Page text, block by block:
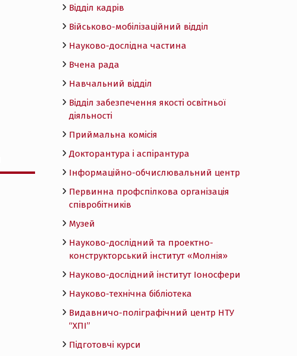
Відділ кадрів
Військово-мобілізаційний відділ
Науково-дослідна частина
Вчена рада
Навчальний відділ
Відділ забезпечення якості освітньої
діяльності
Приймальна комісія
Докторантура і аспірантура
Інформаційно-обчислювальний центр
Первинна профспілкова організація
співробітників
Музей
Науково-дослідний та проектно-
конструкторський інститут «Молнія»
Науково-дослідний інститут Іоносфери
Науково-технічна бібліотека
Видавничо-поліграфічний центр НТУ
“ХПІ”
Підготовчі курси